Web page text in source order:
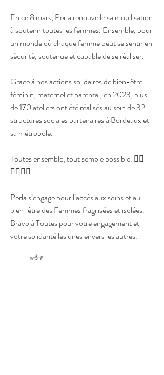
En ce 8 mars, Perla renouvelle sa mobilisation
à soutenir toutes les femmes. Ensemble, pour
un monde où chaque femme peut se sentir en
sécurité, soutenue et capable de se réaliser.
Grace à nos actions solidaires de bien-être
féminin, maternel et parental, en 2023, plus
de 170 ateliers ont été réalisés au sein de 32
structures sociales partenaires à Bordeaux et
sa métropole.
Toutes ensemble, tout semble possible. ✊🏼
✊🏽✊🏾
Perla s’engage pour l’accès aux soins et au
bien-être des Femmes fragilisées et isolées.
Bravo à Toutes pour votre engagement et
votre solidarité les unes envers les autres.